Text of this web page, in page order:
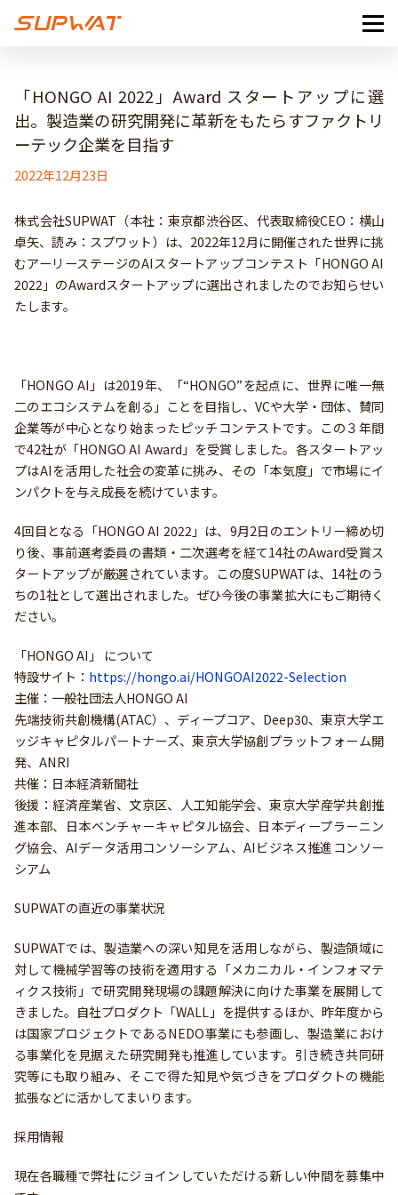
「HONGO AI 2022」Award スタートアップに選
出。製造業の研究開発に革新をもたらすファクトリ
ーテック企業を目指す
2022年12月23日
株式会社SUPWAT（本社：東京都渋谷区、代表取締役CEO：横山
卓矢、読み：スプワット）は、2022年12月に開催された世界に挑
むアーリーステージのAIスタートアップコンテスト「HONGO AI
2022」のAwardスタートアップに選出されましたのでお知らせい
たします。
「HONGO AI」は2019年、「“HONGO”を起点に、世界に唯⼀無
⼆のエコシステムを創る」ことを⽬指し、VCや⼤学・団体、賛同
企業等が中⼼となり始まったピッチコンテストです。この３年間
で42社が「HONGO AI Award」を受賞しました。各スタートアッ
プはAIを活⽤した社会の変⾰に挑み、その「本気度」で市場にイ
ンパクトを与え成長を続けています。
4回⽬となる「HONGO AI 2022」は、9月2日のエントリー締め切
り後、事前選考委員の書類・二次選考を経て14社のAward受賞ス
タートアップが厳選されています。この度SUPWATは、14社のう
ちの1社として選出されました。ぜひ今後の事業拡大にもご期待く
ださい。
「HONGO AI」 について
特設サイト： https://hongo.ai/HONGOAI2022-Selection
主催：⼀般社団法⼈HONGO AI
先端技術共創機構(ATAC）、ディープコア、Deep30、東京⼤学エ
ッジキャピタルパートナーズ、東京⼤学協創プラットフォーム開
発、ANRI
共催：⽇本経済新聞社
後援：経済産業省、文京区、人工知能学会、東京大学産学共創推
進本部、日本ベンチャーキャピタル協会、日本ディープラーニン
グ協会、AIデータ活用コンソーシアム、AIビジネス推進コンソー
シアム
SUPWATの直近の事業状況
SUPWATでは、製造業への深い知見を活用しながら、製造領域に
対して機械学習等の技術を適用する「メカニカル・インフォマテ
ィクス技術」で研究開発現場の課題解決に向けた事業を展開して
きました。自社プロダクト「WALL」を提供するほか、昨年度から
は国家プロジェクトであるNEDO事業にも参画し、製造業におけ
る事業化を見据えた研究開発も推進しています。引き続き共同研
究等にも取り組み、そこで得た知見や気づきをプロダクトの機能
拡張などに活かしてまいります。
採用情報
現在各職種で弊社にジョインしていただける新しい仲間を募集中